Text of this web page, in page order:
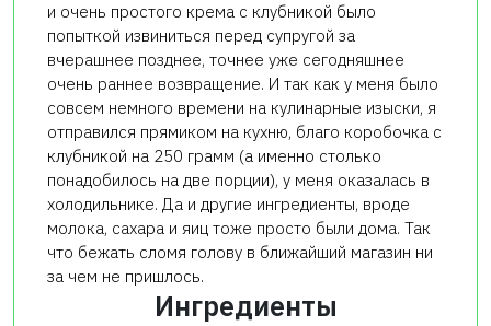
и очень простого крема с клубникой было
попыткой извиниться перед супругой за
вчерашнее позднее, точнее уже сегодняшнее
очень раннее возвращение. И так как у меня было
совсем немного времени на кулинарные изыски, я
отправился прямиком на кухню, благо коробочка с
клубникой на 250 грамм (а именно столько
понадобилось на две порции), у меня оказалась в
холодильнике. Да и другие ингредиенты, вроде
молока, сахара и яиц тоже просто были дома. Так
что бежать сломя голову в ближайший магазин ни
за чем не пришлось.
Ингредиенты